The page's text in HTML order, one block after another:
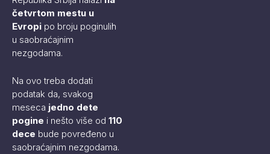
četvrtom mestu u
Evropi po broju poginulih
u saobraćajnim
nezgodama.
Na ovo treba dodati
podatak da, svakog
meseca jedno dete
pogine i nešto više od 110
dece bude povređeno u
saobraćajnim nezgodama.